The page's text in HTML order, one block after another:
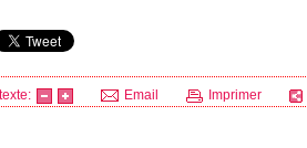
Email Imprimer